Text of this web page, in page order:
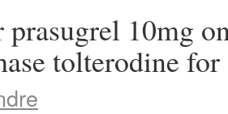
prasugrel 10mg
tolterodine for